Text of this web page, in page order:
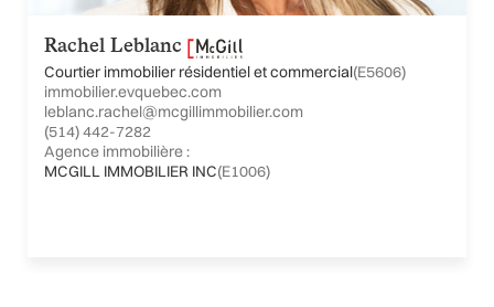
Rachel Leblanc
Courtier immobilier résidentiel et commercial(E5606)
immobilier.evquebec.com
leblanc.rachel@mcgillimmobilier.com
(514) 442-7282
Agence immobilière :
MCGILL IMMOBILIER INC(E1006)